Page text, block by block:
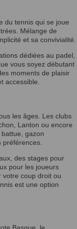
du tennis qui se joue
Mélange de
et sa convivialité.
dédiées au padel,
vous soyez débutant
moments de plaisir
accessible.
les âges. Les clubs
Lanton ou encore
gazon
des stages pour
pour les joueurs
votre coup droit ou
est une option